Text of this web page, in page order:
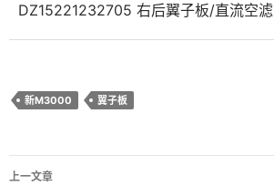
DZ15221232705 右后翼子板/直流空滤
新M3000 翼子板
文
上一文章